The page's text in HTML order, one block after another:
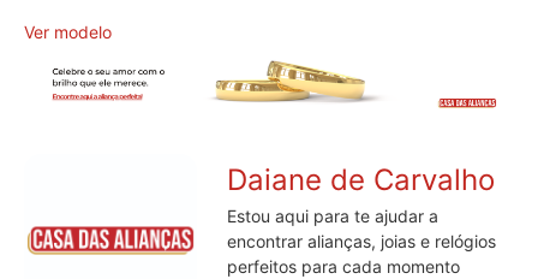
Ver modelo
Daiane de Carvalho
Estou aqui para te ajudar a
encontrar alianças, joias e relógios
perfeitos para cada momento